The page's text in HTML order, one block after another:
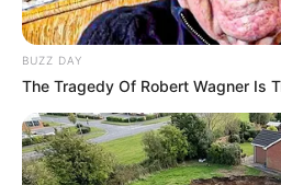
Refrigera por
Chiles
Asa los chiles
BUZZ DAY
The Tragedy Of Robert Wagner Is